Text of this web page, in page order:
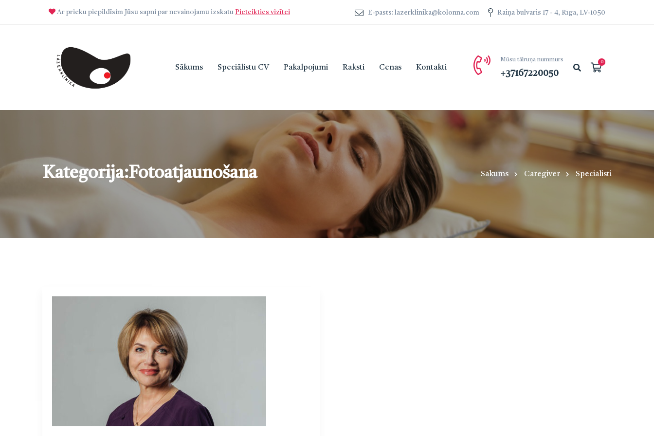
Ar prieku piepildīsim Jūsu sapni par nevainojamu izskatu Pieteikties vizītei E-pasts: lazerklinika@kolonna.com Raiņa bulvāris 17 - 4, Rīga, LV-1050
Sākums Speciālistu CV Pakalpojumi Raksti Cenas Kontakti
Mūsu tālruņa nummurs
+37167220050
Kategorija:Fotoatjaunošana Sākums Caregiver Speciālisti